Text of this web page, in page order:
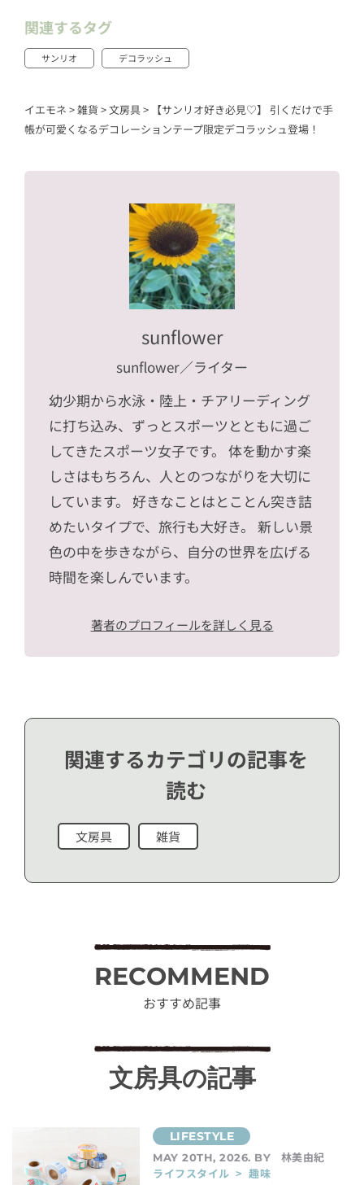
関連するタグ
サンリオ デコラッシュ
イエモネ >雑貨 >文房具> 【サンリオ好き必見♡】 引くだけで手
帳が可愛くなるデコレーションテープ限定デコラッシュ登場！
sunflower
sunflower／ライター
幼少期から水泳・陸上・チアリーディング
に打ち込み、ずっとスポーツとともに過ご
してきたスポーツ女子です。 体を動かす楽
しさはもちろん、人とのつながりを大切に
しています。 好きなことはとことん突き詰
めたいタイプで、旅行も大好き。 新しい景
色の中を歩きながら、自分の世界を広げる
時間を楽しんでいます。
著者のプロフィールを詳しく見る
関連するカテゴリの記事を
読む
文房具 雑貨
RECOMMEND
おすすめ記事
文房具の記事
MAY 20TH, 2026. BY
林美由紀
ライフスタイル > 趣味